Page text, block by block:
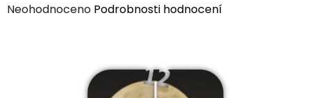
Průměrné
Neohodnoceno Podrobnosti hodnocení